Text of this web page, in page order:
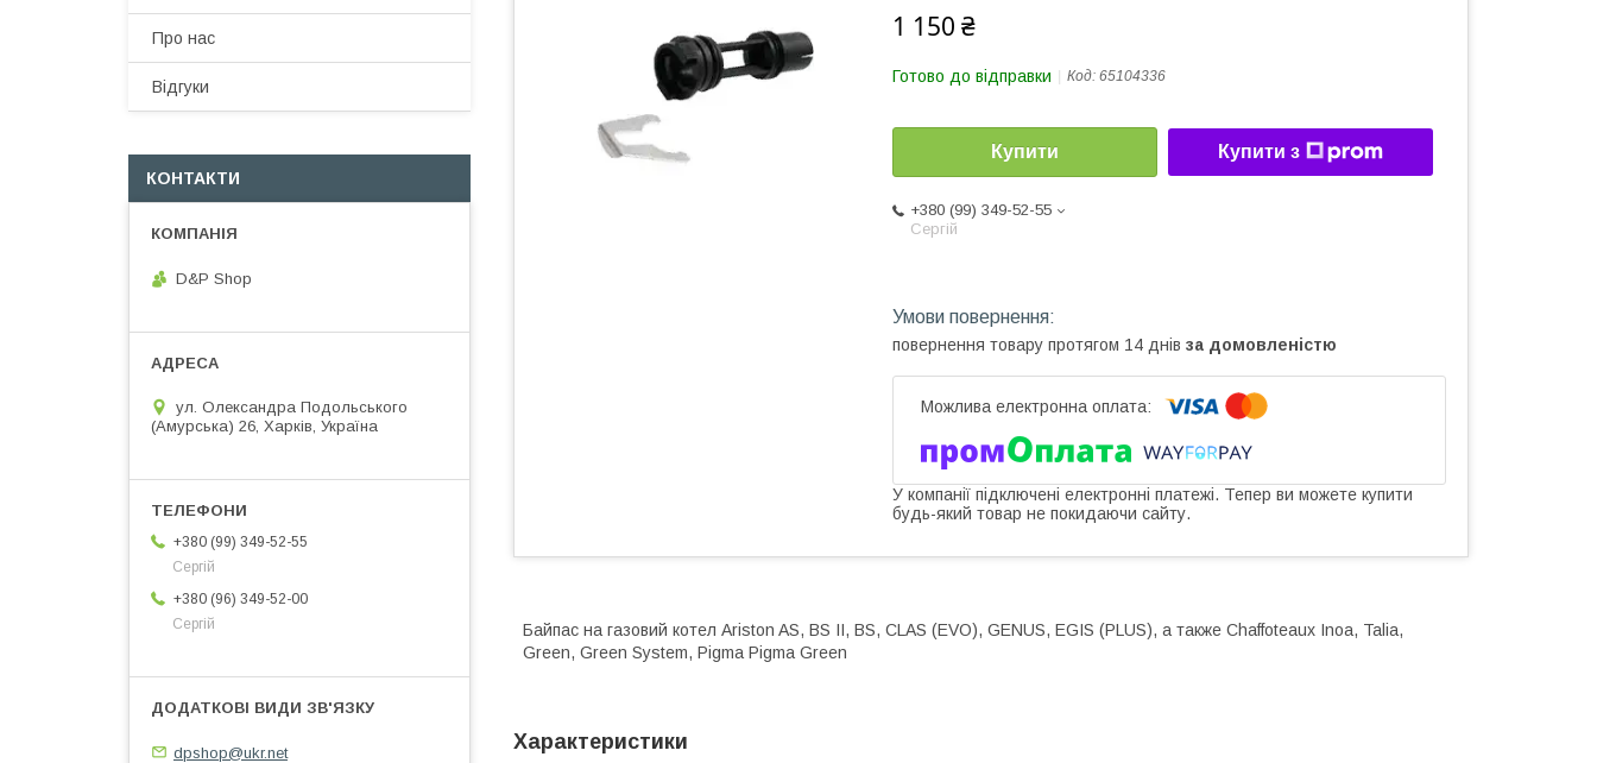
1 150 ₴
Готово до відправки Код: 65104336
Купити Купити з
+380 (99) 349-52-55
Сергій
повернення товару протягом 14 днів за домовленістю
У компанії підключені електронні платежі. Тепер ви можете купити
будь-який товар не покидаючи сайту.
Байпас на газовий котел Ariston AS, BS II, BS, CLAS (EVO), GENUS, EGIS (PLUS), а также Chaffoteaux Inoa, Talia,
Green, Green System, Pigma Pigma Green
Характеристики
Про нас
Відгуки
КОНТАКТИ
D&P Shop
ул. Олександра Подольського
(Амурська) 26, Харків, Україна
+380 (99) 349-52-55
Сергій
+380 (96) 349-52-00
Сергій
dpshop@ukr.net